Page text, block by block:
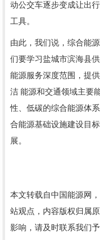
动公交车逐步变成让出
工具。
由此，我们说，综合能
们要学习盐城市滨海县
能源服务深度范围，提
洁 能源和交通领域主要
性、低碳的综合能源体
合能源基础设施建设目
展。
本文转载自中国能源网
站观点，内容版权归属
影响，请及时联系我们予